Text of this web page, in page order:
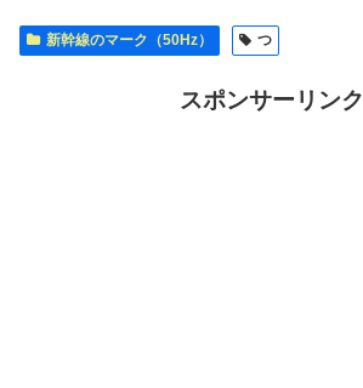
新幹線のマーク（50Hz） つ
スポンサーリンク